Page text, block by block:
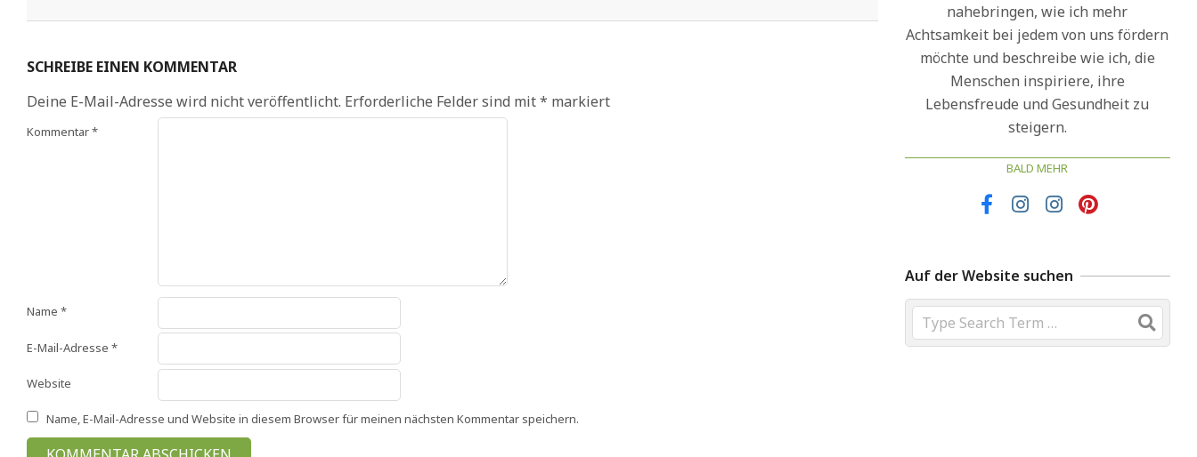
SCHREIBE EINEN KOMMENTAR
Deine E-Mail-Adresse wird nicht veröffentlicht. Erforderliche Felder sind mit* markiert
Kommentar*
Name *
E-Mail-Adresse *
Website
Name, E-Mail-Adresse und Website in diesem Browser für meinen nächsten Kommentar speichern.
nahebringen, wie ich mehr
Achtsamkeit bei jedem von uns fördern
möchte und beschreibe wie ich, die
Menschen inspiriere, ihre
Lebensfreude und Gesundheit zu
steigern.
BALD MEHR
Auf der Website suchen